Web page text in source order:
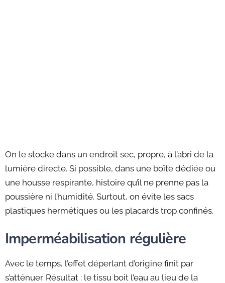
On le stocke dans un endroit sec, propre, à l’abri de la
lumière directe. Si possible, dans une boîte dédiée ou
une housse respirante, histoire qu’il ne prenne pas la
poussière ni l’humidité. Surtout, on évite les sacs
plastiques hermétiques ou les placards trop confinés.
Imperméabilisation régulière
Avec le temps, l’effet déperlant d’origine finit par
s’atténuer. Résultat : le tissu boit l’eau au lieu de la